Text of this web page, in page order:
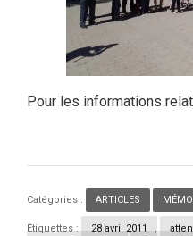
Pour les informations
Catégories : ARTICLES
Étiquettes : 28 avril 2011 ,